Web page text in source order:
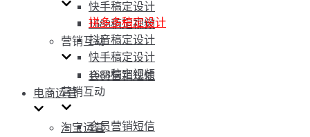
快手稿定设计
1688稿定视频
营销互动
会员营销短信
电商运营
淘宝运营
拼多多稿定设计
抖音稿定设计
快手稿定设计
1688稿定视频
营销互动
会员营销短信